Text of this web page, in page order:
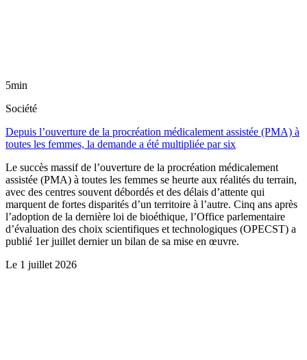
5min
Société
Depuis l’ouverture de la procréation médicalement assistée (PMA) à
toutes les femmes, la demande a été multipliée par six
Le succès massif de l’ouverture de la procréation médicalement
assistée (PMA) à toutes les femmes se heurte aux réalités du terrain,
avec des centres souvent débordés et des délais d’attente qui
marquent de fortes disparités d’un territoire à l’autre. Cinq ans après
l’adoption de la dernière loi de bioéthique, l’Office parlementaire
d’évaluation des choix scientifiques et technologiques (OPECST) a
publié 1er juillet dernier un bilan de sa mise en œuvre.
Le 1 juillet 2026